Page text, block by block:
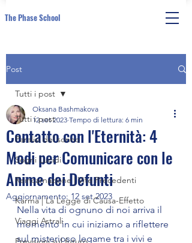
The Phase School
Post
Tutti i post
Paralisi del sonno
Sogni Lucidi
Reincarnazione | Vite Precedenti
Karma | La Legge di Causa-Effetto
Viaggi Astrali
Tutti i post
Contatto con l'Eternità: 4
Modi per Comunicare con le
Anime dei Defunti
Oksana Bashmakova
12 set 2023 Tempo di lettura: 6 min
Aggiornamento: 12 set 2023
Nella vita di ognuno di noi arriva il
momento in cui iniziamo a riflettere
sul misterioso legame tra i vivi e